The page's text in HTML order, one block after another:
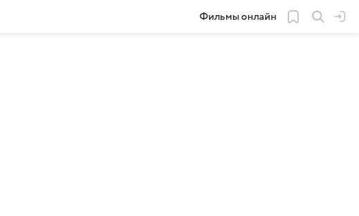
Фильмы онлайн